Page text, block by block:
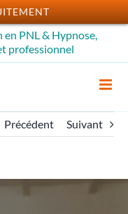
PNL & Hypnose,
professionnel
Précédent Suivant